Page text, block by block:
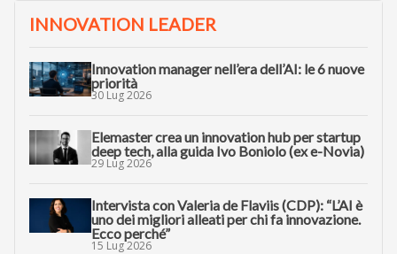
INNOVATION LEADER
Innovation manager nell’era dell’AI: le 6 nuove
priorità
30 Lug 2026
Elemaster crea un innovation hub per startup
deep tech, alla guida Ivo Boniolo (ex e-Novia)
29 Lug 2026
Intervista con Valeria de Flaviis (CDP): “L’AI è
uno dei migliori alleati per chi fa innovazione.
Ecco perché”
15 Lug 2026